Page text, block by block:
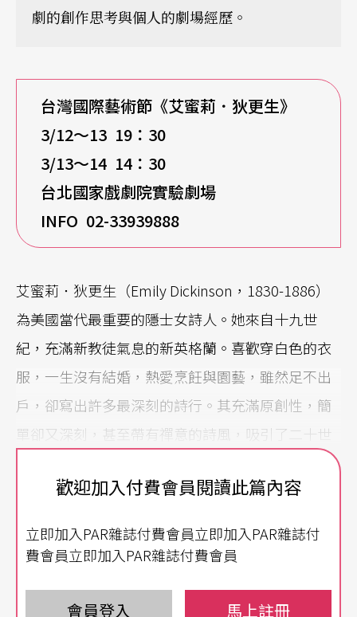
劇的創作思考與個人的劇場經歷。
台灣國際藝術節《艾蜜莉．狄更生》
3/12～13 19：30
3/13～14 14：30
台北國家戲劇院實驗劇場
INFO 02-33939888
艾蜜莉．狄更生（Emily Dickinson，1830-1886）
為美國當代最重要的隱士女詩人。她來自十九世
紀，充滿新教徒氣息的新英格蘭。喜歡穿白色的衣
服，一生沒有結婚，熱愛烹飪與園藝，雖然足不出
戶，卻寫出許多最深刻的詩行。其充滿原創性，簡
單卻又深刻，甚至帶有禪意的詩風，吸引了二十世
紀迄今無數東西方讀者的狂熱讚嘆。其詩作中活潑
大膽的意象、空靈簡潔的語言和對自然萬物的深刻
樂家以之為再創作的主題。例如，台灣「莎士比亞
日記創作劇場作品；而美國現代舞大師瑪莎．葛蘭
歡迎加入付費會員閱讀此篇內容
立即加入PAR雜誌付費會員立即加入PAR雜誌付
費會員立即加入PAR雜誌付費會員
會員登入 馬上註冊